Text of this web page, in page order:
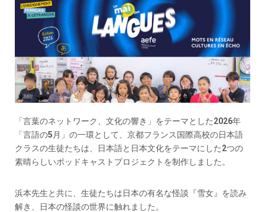
「言葉のネットワーク、文化の響き」をテーマとした2026年
「言語の5月」の一環として、京都フランス国際高校の日本語
クラスの生徒たちは、日本語と日本文化をテーマにした2つの
素晴らしいポッドキャストプロジェクトを制作しました。
浜本先生と共に、生徒たちは日本の有名な怪談『雪女』を読み
解き、日本の怪談の世界に触れました。